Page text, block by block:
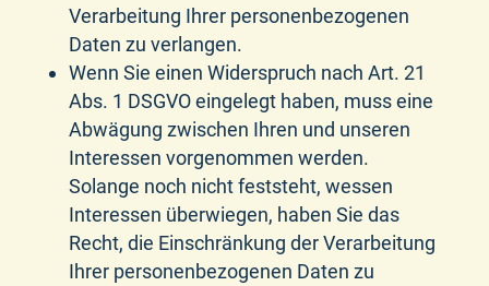
Verarbeitung Ihrer personenbezogenen
Daten zu verlangen.
Wenn Sie einen Widerspruch nach Art. 21
Abs. 1 DSGVO eingelegt haben, muss eine
Abwägung zwischen Ihren und unseren
Interessen vorgenommen werden.
Solange noch nicht feststeht, wessen
Interessen überwiegen, haben Sie das
Recht, die Einschränkung der Verarbeitung
Ihrer personenbezogenen Daten zu